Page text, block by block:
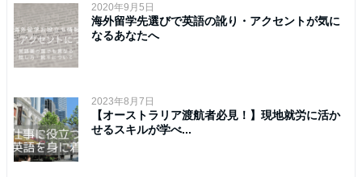
2020年9月5日
海外留学先選びで英語の訛り・アクセントが気に
なるあなたへ
2023年8月7日
【オーストラリア渡航者必見！】現地就労に活か
せるスキルが学べ...